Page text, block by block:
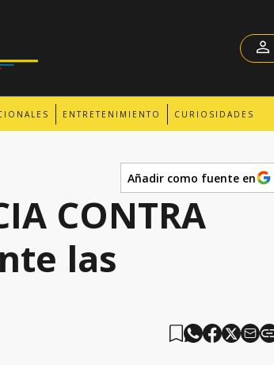
ENTRETENIMIENTO CURIOSIDADES
Añadir como fuente en
CONTRA
las